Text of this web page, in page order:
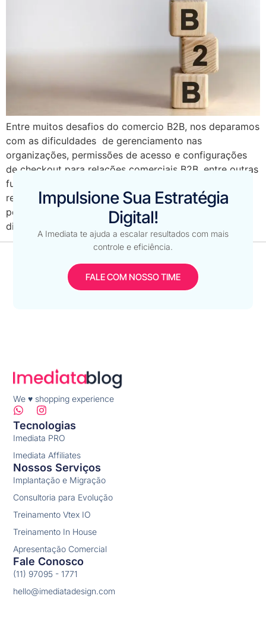
Entre muitos desafios do comercio B2B, nos deparamos
com as dificuldades de gerenciamento nas
organizações, permissões de acesso e configurações
de checkout para relações comerciais B2B, entre outras
funções que visam simplificar o fluxo de compra,
reduzir custos e fornecer uma experiência de compra
personalizada. Por isso hoje, queremos explorar os
diferenciais oferecidos pelo B2B […]
Impulsione Sua Estratégia
Digital!
A Imediata te ajuda a escalar resultados com mais
controle e eficiência.
FALE COM NOSSO TIME
We ♥ shopping experience
Nossos Serviços
Implantação e Migração
Consultoria para Evolução
Treinamento Vtex IO
Treinamento In House
Apresentação Comercial
Tecnologias
Imediata PRO
Imediata Affiliates
Fale Conosco
(11) 97095 - 1771
hello@imediatadesign.com